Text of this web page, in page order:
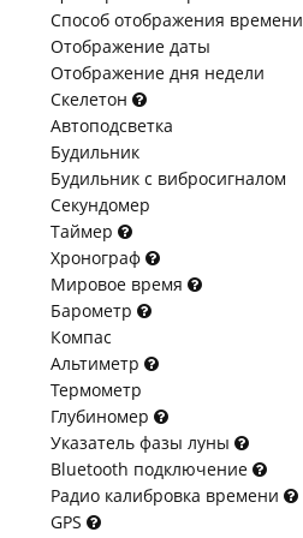
Способ отображения времени
Отображение даты
Отображение дня недели
Скелетон
Автоподсветка
Будильник
Будильник с вибросигналом
Секундомер
Таймер
Хронограф
Мировое время
Барометр
Компас
Альтиметр
Термометр
Глубиномер
Указатель фазы луны
Bluetooth подключение
Радио калибровка времени
GPS